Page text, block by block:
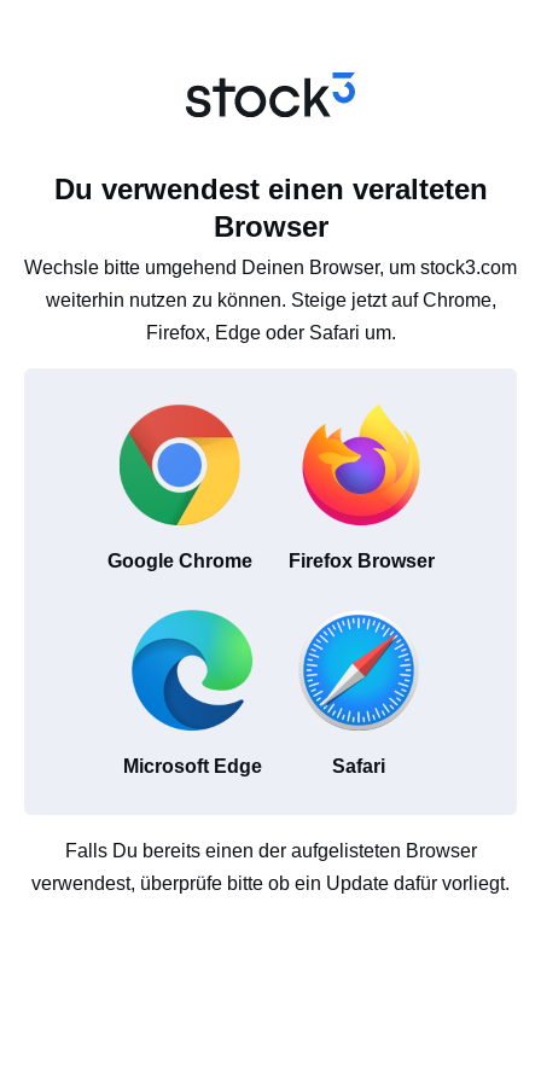
Du verwendest einen veralteten
Browser
Wechsle bitte umgehend Deinen Browser, um stock3.com
weiterhin nutzen zu können. Steige jetzt auf Chrome,
Firefox, Edge oder Safari um.
Google Chrome Firefox Browser
Microsoft Edge Safari
Falls Du bereits einen der aufgelisteten Browser
verwendest, überprüfe bitte ob ein Update dafür vorliegt.